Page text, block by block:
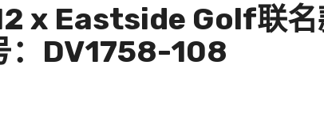
x Eastside Golf联名
：DV1758-108